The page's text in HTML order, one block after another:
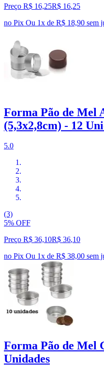
Preço R$ 16,25R$ 16,25
no Pix Ou 1x de R$ 18,90 sem
Forma Pão de Mel
(5,3x2,8cm) - 12
5.0
(3)
5% OFF
Preço R$ 36,10R$ 36,10
no Pix Ou 1x de R$ 38,00 sem
Forma Pão de Mel
Unidades